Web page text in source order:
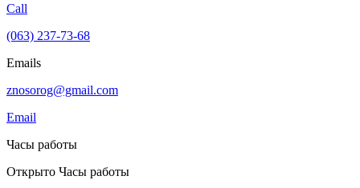
Call
(063) 237-73-68
Emails
znosorog@gmail.com
Email
Часы работы
Открыто Часы работы